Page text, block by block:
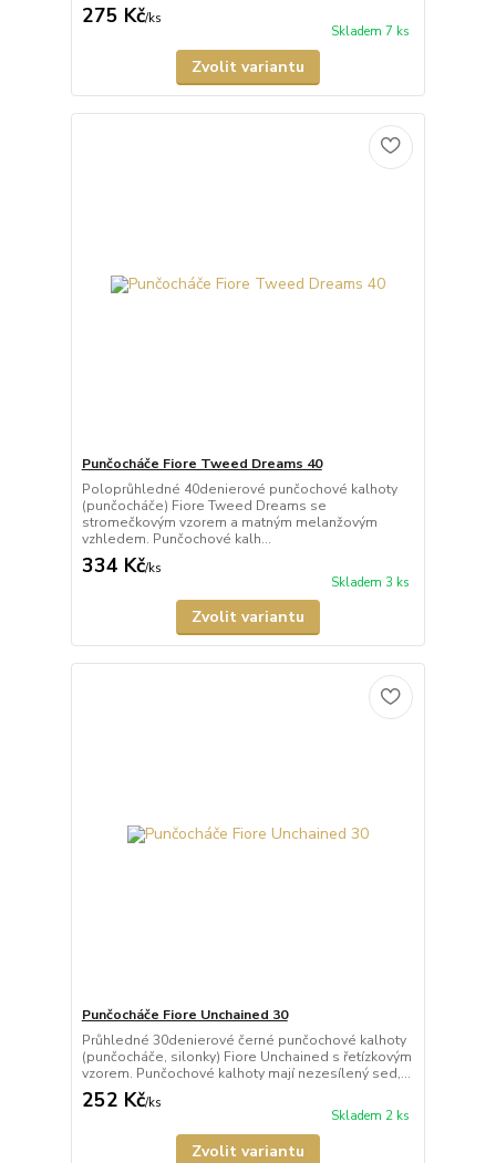
275 Kč/ks
Skladem 7 ks
Zvolit variantu
Punčocháče Fiore Tweed Dreams 40
Poloprůhledné 40denierové punčochové kalhoty
(punčocháče) Fiore Tweed Dreams se
stromečkovým vzorem a matným melanžovým
vzhledem. Punčochové kalh...
334 Kč/ks
Skladem 3 ks
Zvolit variantu
Punčocháče Fiore Unchained 30
Průhledné 30denierové černé punčochové kalhoty
(punčocháče, silonky) Fiore Unchained s řetízkovým
vzorem. Punčochové kalhoty mají nezesílený sed,...
252 Kč/ks
Skladem 2 ks
Zvolit variantu